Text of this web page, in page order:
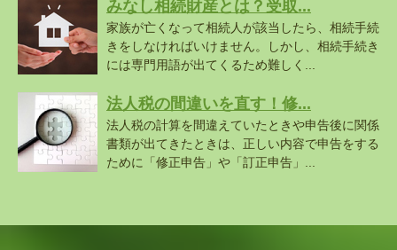
みなし相続財産とは？受取...
家族が亡くなって相続人が該当したら、相続手続
きをしなければいけません。しかし、相続手続き
には専門用語が出てくるため難しく...
法人税の間違いを直す！修...
法人税の計算を間違えていたときや申告後に関係
書類が出てきたときは、正しい内容で申告をする
ために「修正申告」や「訂正申告」...